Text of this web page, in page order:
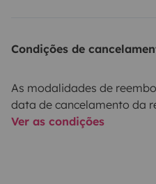
Condições de
As modalidades de
data de cancelamento da
Ver as condições